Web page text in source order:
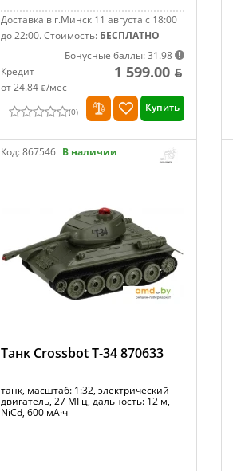
Доставка в г.Минск 11 августа с 18:00
до 22:00.Стоимость: БЕСПЛАТНО
Бонусные баллы: 31.98
Кредит
от 24.84 ƃ/мec
1 599.00 ƃ
(0) Купить
Код:867546 В наличии
Танк Crossbot Т-34 870633
танк, масштаб: 1:32, электрический
двигатель, 27 МГц, дальность: 12 м,
NiCd, 600 мА·ч